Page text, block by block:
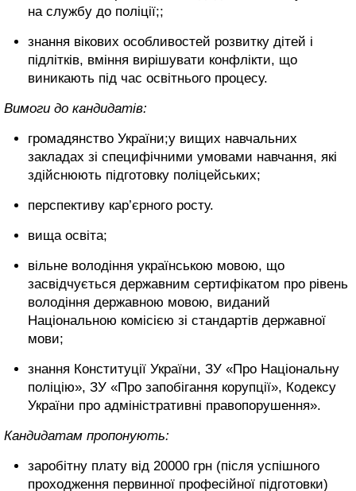
на службу до поліції;;
знання вікових особливостей розвитку дітей і
підлітків, вміння вирішувати конфлікти, що
виникають під час освітнього процесу.
Вимоги до кандидатів:
громадянство України;у вищих навчальних
закладах зі специфічними умовами навчання, які
здійснюють підготовку поліцейських;
перспективу кар’єрного росту.
вища освіта;
вільне володіння українською мовою, що
засвідчується державним сертифікатом про рівень
володіння державною мовою, виданий
Національною комісією зі стандартів державної
мови;
знання Конституції України, ЗУ «Про Національну
поліцію», ЗУ «Про запобігання корупції», Кодексу
України про адміністративні правопорушення».
Кандидатам пропонують:
заробітну плату від 20000 грн (після успішного
проходження первинної професійної підготовки)